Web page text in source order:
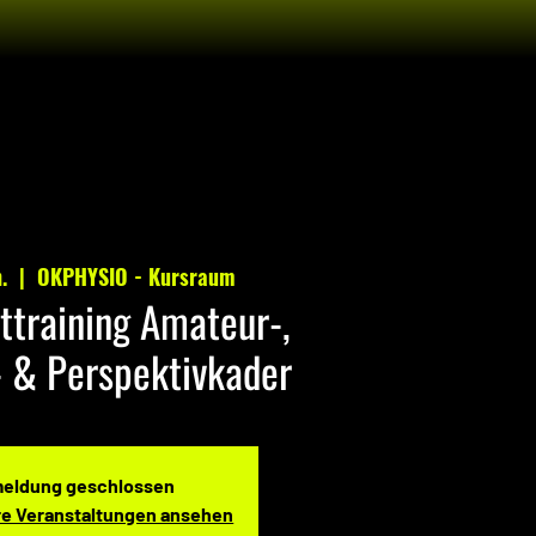
  |
OKPHYSIO - Kursraum
Amateur-,
Perspektivkader
geschlossen
Veranstaltungen ansehen